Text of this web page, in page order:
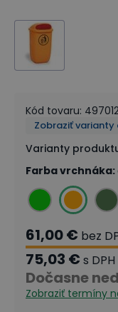
Kód tovaru:
Zobraziť
Varianty
Farba vrchnáka:
61,00 € bez
75,03 € s DPH
Dočasne
Zobraziť termíny